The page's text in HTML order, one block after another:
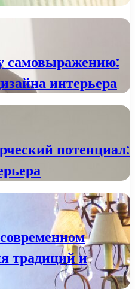
самовыражению:
интерьера
потенциал:
традиций и